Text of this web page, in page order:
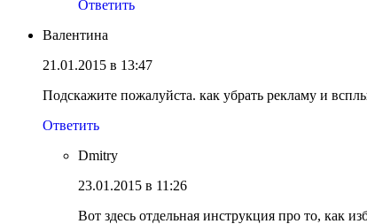
Ответить
Валентина
21.01.2015 в 13:47
Подскажите пожалуйста. как убрать рекламу и
Ответить
Dmitry
23.01.2015 в 11:26
Вот здесь отдельная инструкция про то, как